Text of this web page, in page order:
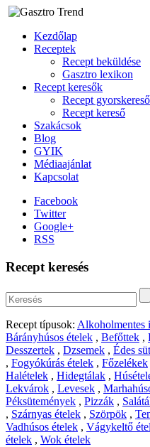
Kezdőlap
Receptek
Recept beküldése
Gasztro lexikon
Recept keresők
Recept gyorskereső
Recept kereső
Szakácsok
Blog
GYIK
Médiaajánlat
Kapcsolat
Facebook
Twitter
Google+
RSS
Recept keresés
Recept típusok: Alkoholmentes
Bárányhúsos ételek , Befőttek ,
Desszertek , Dzsemek , Édes
, Fogyókúrás ételek , Főzelékek
Halételek , Hidegtálak ,
Lekvárok , Levesek ,
Péksütemények , Pizzák ,
, Szárnyas ételek , Szörpök ,
Vadhúsos ételek , Vágykeltő
ételek , Wok ételek